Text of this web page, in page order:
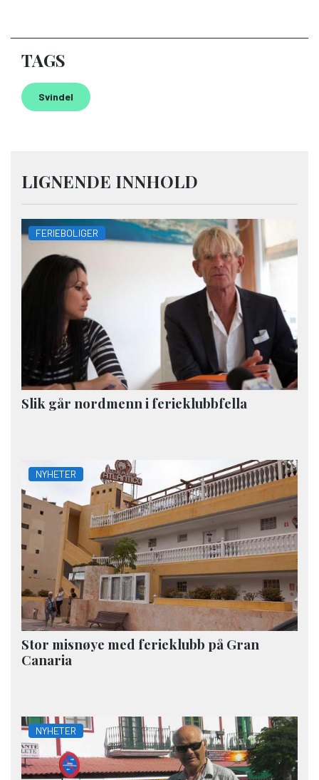
TAGS
Svindel
LIGNENDE INNHOLD
FERIEBOLIGER
Slik går nordmenn i ferieklubbfella
NYHETER
Stor misnøye med ferieklubb på Gran
Canaria
NYHETER